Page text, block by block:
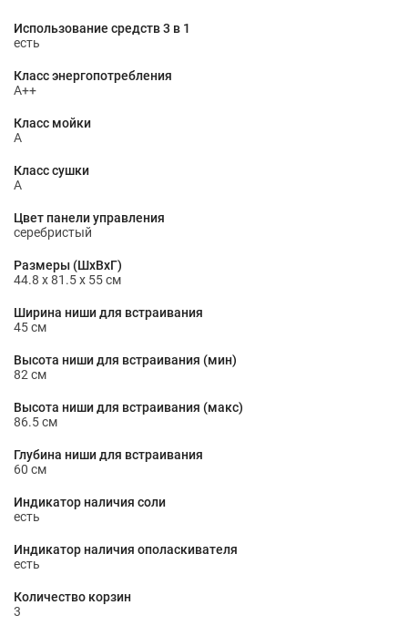
Использование средств 3 в 1
есть
Класс энергопотребления
A++
Класс мойки
A
Класс сушки
A
Цвет панели управления
серебристый
Размеры (ШxВxГ)
44.8 x 81.5 x 55 см
Ширина ниши для встраивания
45 см
Высота ниши для встраивания (мин)
82 см
Высота ниши для встраивания (макс)
86.5 см
Глубина ниши для встраивания
60 см
Индикатор наличия соли
есть
Индикатор наличия ополаскивателя
есть
Количество корзин
3